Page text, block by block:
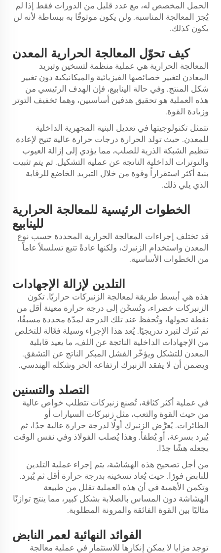
الحمل المخصص له، مع عدد قليل من الدورات فقط إذا لم
يُجرَ المعالجة المناسبة. ولن يكون موثوقًا به ببساطة لأنه لن
يكون كذلك.
كيف تحوّل المعالجة الحرارية المعدن
المعالجة الحرارية هي عملية منظمة لتسخين وتبريد
المعادن لتغيير خصائصها الفيزيائية والميكانيكية دون تغيير
شكل المنتج. وفي حالة الينابيع، فإن الهدف الرئيسي من
هذه العملية هو تحقيق هدفين أساسيين، وهما تخفيف التوتر
وزيادة القوة.
تتمثل تكنولوجيتها في تعديل البنية المجهرية الداخلية
للمعدن. حيث تولد الحرارة درجات حرارة عالية تتيح لإعادة
تنظيم الشبكة الذرية للصلب، مما يؤدي إلى إزالة العيوب
والتوترات الداخلية الناتجة عن عملية التشكيل. ثم يتم تثبيت
بنية أكثر استقراراً وقوة من خلال التبريد الخاضع للرقابة
الذي يلي ذلك.
الخطوات الرئيسية للمعالجة الحرارية
للينابيع
قد تختلف إجراءات المعالجة الحرارية المحددة حسب نوع
المعدن واستخدام الزنبرك، ولكنها عادةً تتبع تسلسلاً عاماً
من الخطوات الأساسية.
التلدين لإزالة الإجهادات
هذه هي أبسط طريقة لمعالجة الزنبركات حراريًا. تكون
الزنبركات خضراء، وتُسخّن إلى درجة حرارة معينة أقل من
نقطة تحولها، وتُحفظ عند تلك الدرجة لمدّة محددة مسبقًا،
ثم تُترك لتبرد تدريجيًا. يُعد هذا الإجراء وسيلة فعّالة للتخلص
من الإجهادات الداخلية الناتجة عن اللف، ما يعيد قابلية
المعدن للتشكل ويؤخّر الفشل المبكر الناتج عن التشقق.
ويضمن أن لا يفقد الزنبرك ارتفاعه الحر وشكله الهندسي.
التصلد والتسنين
في عملية أكثر كثافة، تُصنع زنبركات تتطلب خواص عالية
من حيث القوة والتعب، مثل زنبركات السيارات أو
الطائرات. يُعرَّض الزنبرك أولًا لدرجة حرارة عالية جدًا، ثم
يُبرد بسرعة، أو يُطفأ. وهذا يُصلب الفولاذ وفي نفس الوقت
يجعله هشًا جدًا.
من أجل تصحيح هذه الهشاشة، يتم إجراء عملية التلدين
للنابض فورًا. حيث يُعاد تسخينه بدرجة حرارة أقل ثم يُبرد.
وتكمن الأهمية في أن هذه العملية تقلل من طبيعة
الهشاشة دون المساس بالصلابة بشكل كبير، مما ينتج توازنًا
مثاليًا بين القوة الفائقة والمرونة المطلوبة.
الفوائد النهائية لعمر النابض
توجد مزايا لا يمكن إنكارها للاستثمار في عملية معالجة